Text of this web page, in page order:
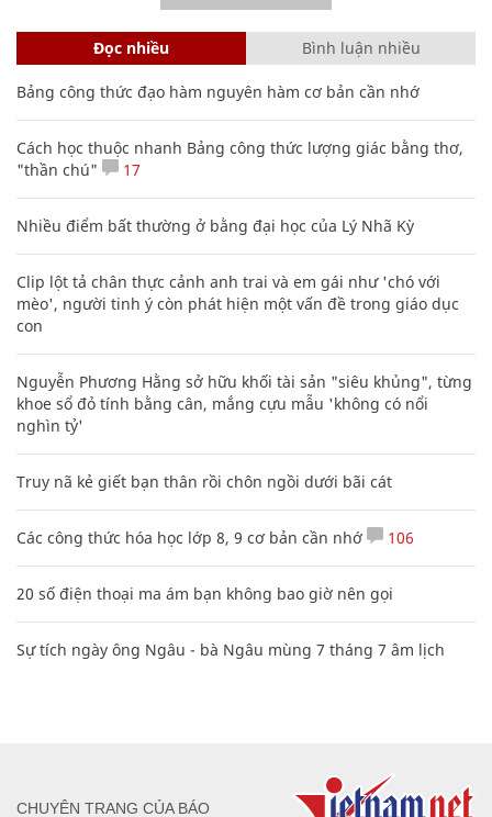
Đọc nhiều Bình luận nhiều
Bảng công thức đạo hàm nguyên hàm cơ bản cần nhớ
Cách học thuộc nhanh Bảng công thức lượng giác bằng thơ,
"thần chú"
17
Nhiều điểm bất thường ở bằng đại học của Lý Nhã Kỳ
Clip lột tả chân thực cảnh anh trai và em gái như 'chó với
mèo', người tinh ý còn phát hiện một vấn đề trong giáo dục
con
Nguyễn Phương Hằng sở hữu khối tài sản "siêu khủng", từng
khoe sổ đỏ tính bằng cân, mắng cựu mẫu 'không có nổi
nghìn tỷ'
Truy nã kẻ giết bạn thân rồi chôn ngồi dưới bãi cát
Các công thức hóa học lớp 8, 9 cơ bản cần nhớ 106
20 số điện thoại ma ám bạn không bao giờ nên gọi
Sự tích ngày ông Ngâu - bà Ngâu mùng 7 tháng 7 âm lịch
CHUYÊN TRANG CỦA BÁO